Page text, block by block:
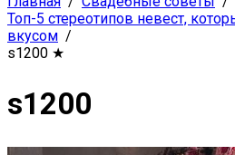
Топ-5 стереотипов невест,
вкусом
s1200 ★
s1200